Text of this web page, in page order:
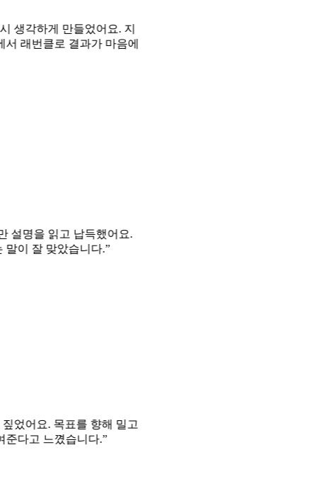
하게 만들었어요. 지
클로 결과가 마음에
읽고 납득했어요.
맞았습니다.
요. 목표를 향해 밀고
느꼈습니다.